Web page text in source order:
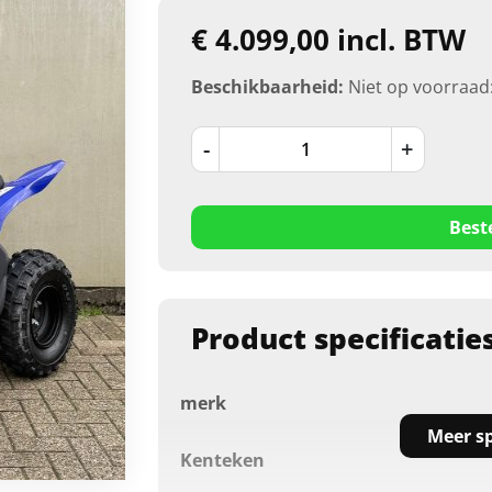
€ 4.099,00 incl. BTW
Beschikbaarheid: Niet op
- +
Product
merk
Kenteken
Meer